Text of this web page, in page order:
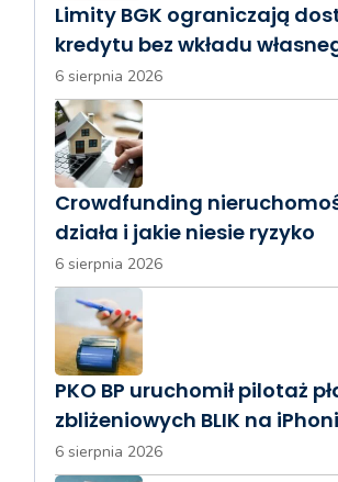
Limity BGK ograniczają
kredytu bez wkładu
6 sierpnia 2026
Crowdfunding
działa i jakie niesie ryzyko
6 sierpnia 2026
PKO BP uruchomił pilotaż
zbliżeniowych BLIK na
6 sierpnia 2026